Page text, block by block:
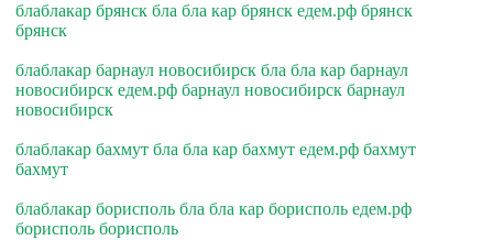
блаблакар брянск бла бла кар брянск едем.рф брянск
брянск
блаблакар барнаул новосибирск бла бла кар барнаул
новосибирск едем.рф барнаул новосибирск барнаул
новосибирск
блаблакар бахмут бла бла кар бахмут едем.рф бахмут
бахмут
блаблакар борисполь бла бла кар борисполь едем.рф
борисполь борисполь